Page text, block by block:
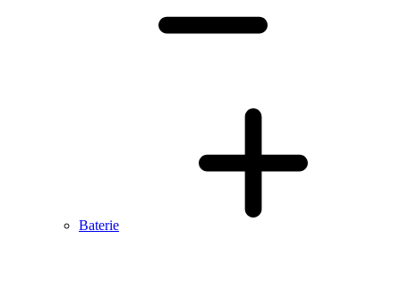
Baterie